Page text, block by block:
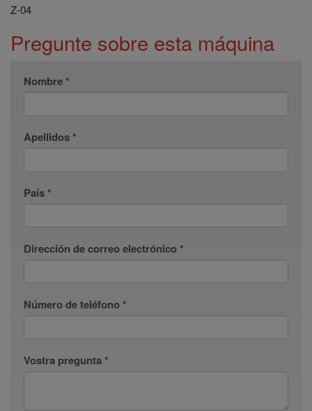
Z-04
Pregunte sobre esta máquina
Nombre *
Apellidos *
País *
Dirección de correo electrónico *
Número de teléfono *
Vostra pregunta *